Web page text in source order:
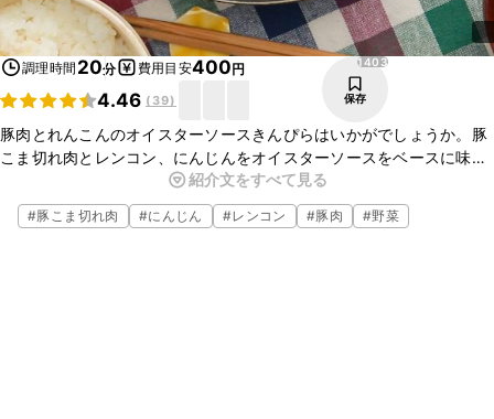
調理時間 20分 費用目安400円
4.46 ( 39)
1403
保存
豚肉とれんこんのオイスターソースきんぴらはいかがでしょうか。豚
こま切れ肉とレンコン、にんじんをオイスターソースをベースに味付
けしました。ピリッと辛い、鷹の爪輪切りがアクセントになっていま
す。ごはんのお供にぴったりなので、ぜひ作ってみてくださいね。
紹介文をすべて見る
#豚こま切れ肉 #にんじん #レンコン #豚肉 #野菜